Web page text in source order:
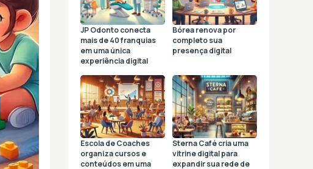
JP Odonto conecta
mais de 40 franquias
em uma única
experiência digital
Bórea renova por
completo sua
presença digital
Escola de Coaches
organiza cursos e
conteúdos em uma
Sterna Café cria uma
vitrine digital para
expandir sua rede de